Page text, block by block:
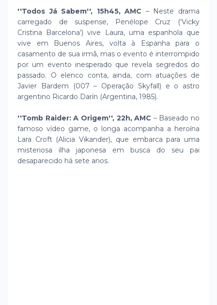
''Todos Já Sabem'', 15h45, AMC – Neste drama
carregado de suspense, Penélope Cruz (‘Vicky
Cristina Barcelona’) vive Laura, uma espanhola que
vive em Buenos Aires, volta à Espanha para o
casamento de sua irmã, mas o evento é interrompido
por um evento inesperado que revela segredos do
passado. O elenco conta, ainda, com atuações de
Javier Bardem (007 – Operação Skyfall) e o astro
argentino Ricardo Darín (Argentina, 1985).
''Tomb Raider: A Origem'', 22h, AMC – Baseado no
famoso vídeo game, o longa acompanha a heroína
Lara Croft (Alicia Vikander), que embarca para uma
misteriosa ilha japonesa em busca do seu pai
desaparecido há sete anos.